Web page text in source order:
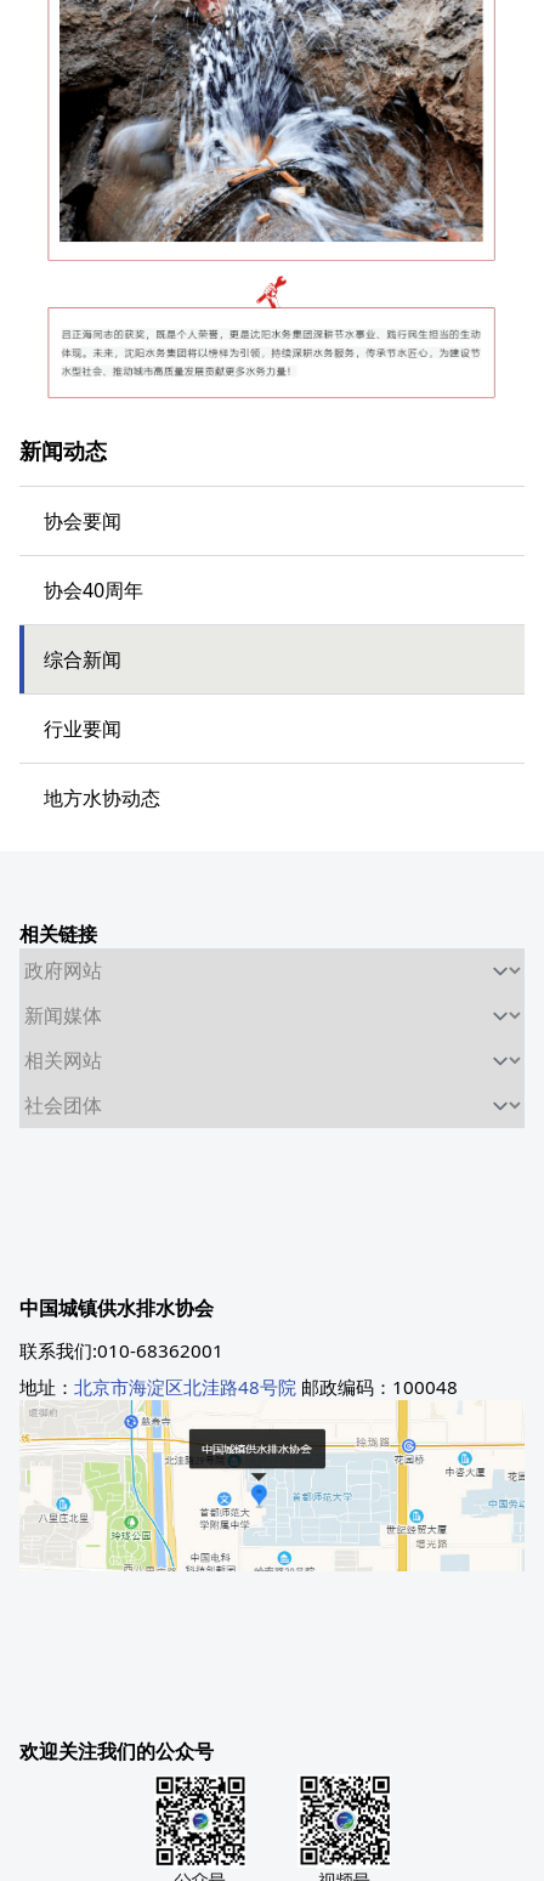
新闻动态
协会要闻
协会40周年
综合新闻
行业要闻
地方水协动态
相关链接
中国城镇供水排水协会
联系我们:010-68362001
地址： 北京市海淀区北洼路48号院 邮政编码：100048
欢迎关注我们的公众号